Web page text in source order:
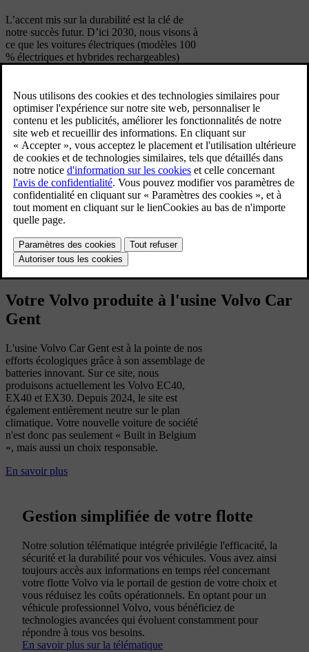
L’accent mis sur la durabilité est la clé de
notre succès futur. D’ici 2030, nous visons à
ce que les voitures électriques (modèles 100
% électriques et hybrides rechargeables)
notre démarche visant à atteindre la neutralité
carbone d’ici 2040.
En savoir plus
Votre Volvo produite à l'usine Volvo Car
Gent
L'usine Volvo Car Gent est à la pointe de nos
efforts écologiques grâce à son assemblage de
batteries innovant. Sur ce site, nous
produisons actuellement les Volvo EC40,
EX40 et EX30. Depuis 2024, le site est
également entièrement neutre sur le plan
climatique. Votre nouvelle voiture de société
n'est donc pas seulement « Built in Belgium
», mais aussi un choix responsable.
En savoir plus
Gestion simplifiée de votre flotte
Notre solution télématique intégrée privilégie l'efficacité, la
sécurité et la durabilité pour vos véhicules. Vous avez ainsi
toujours accès aux informations en temps réel concernant
votre flotte Volvo via le portail de gestion de votre choix et
vous réduisez les coûts opérationnels. En optant pour un
véhicule professionnel Volvo, vous bénéficiez de
technologies avancées qui évoluent constamment pour
répondre à tous vos besoins.
En savoir plus sur la télématique